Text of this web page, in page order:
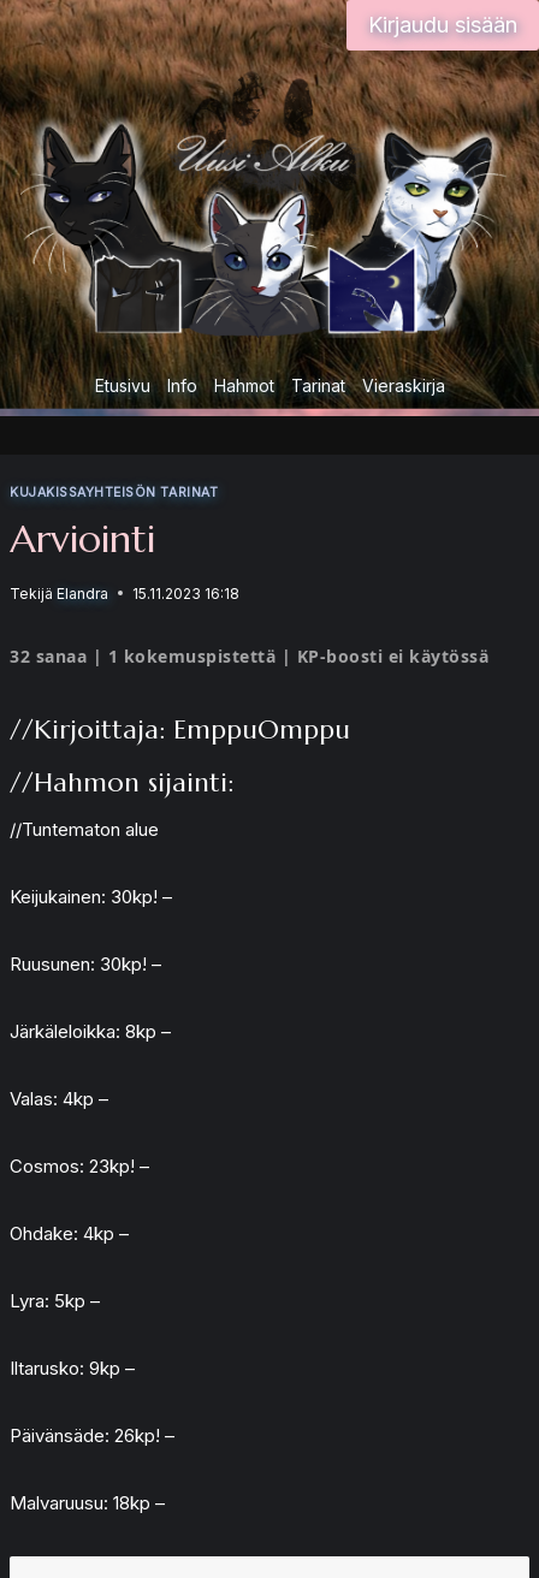
Siirry
sisältöön
Kirjaudu sisään
Etusivu Info Hahmot Tarinat Vieraskirja
KUJAKISSAYHTEISÖN TARINAT
Arviointi
Tekijä Elandra 15.11.2023 16:18
32 sanaa | 1 kokemuspistettä | KP-boosti ei käytössä
//Kirjoittaja: EmppuOmppu
//Hahmon sijainti:
//Tuntematon alue
Keijukainen: 30kp! –
Ruusunen: 30kp! –
Järkäleloikka: 8kp –
Valas: 4kp –
Cosmos: 23kp! –
Ohdake: 4kp –
Lyra: 5kp –
Iltarusko: 9kp –
Päivänsäde: 26kp! –
Malvaruusu: 18kp –